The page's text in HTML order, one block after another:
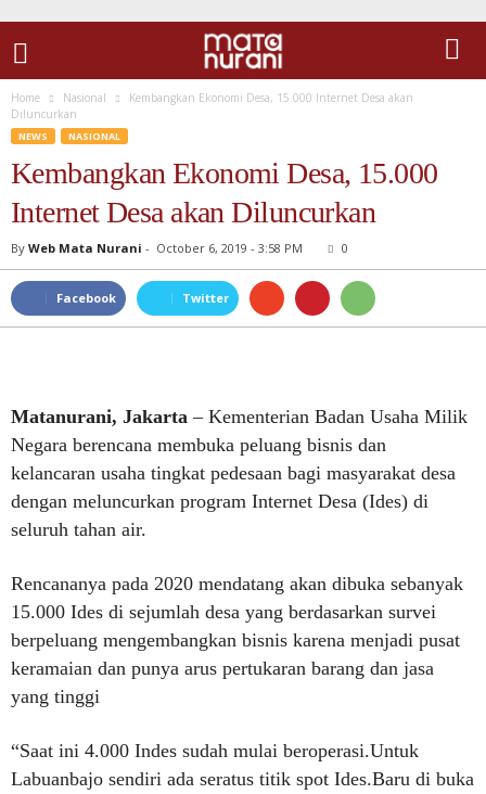
Home Nasional
Kembangkan Ekonomi Desa, 15.000 Internet Desa akan
Diluncurkan
NEWS NASIONAL
Kembangkan Ekonomi Desa, 15.000
Internet Desa akan Diluncurkan
By Web Mata Nurani - October 6, 2019 - 3:58 PM 0
Facebook Twitter
Matanurani, Jakarta – Kementerian Badan Usaha Milik
Negara berencana membuka peluang bisnis dan
kelancaran usaha tingkat pedesaan bagi masyarakat desa
dengan meluncurkan program Internet Desa (Ides) di
seluruh tahan air.
Rencananya pada 2020 mendatang akan dibuka sebanyak
15.000 Ides di sejumlah desa yang berdasarkan survei
berpeluang mengembangkan bisnis karena menjadi pusat
keramaian dan punya arus pertukaran barang dan jasa
yang tinggi
“Saat ini 4.000 Indes sudah mulai beroperasi.Untuk
Labuanbajo sendiri ada seratus titik spot Ides.Baru di buka